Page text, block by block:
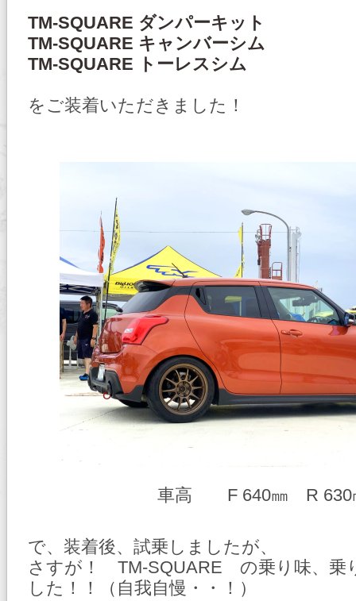
TM-SQUARE ダンパーキット
TM-SQUARE キャンバーシム
TM-SQUARE トーレスシム
をご装着いただきました！
車高 F 640㎜ R 630
で、装着後、試乗しましたが、
さすが！ TM-SQUARE の乗り味、乗
した！！（自我自慢・・！）